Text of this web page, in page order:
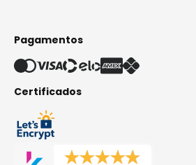
Pagamentos
Certificados